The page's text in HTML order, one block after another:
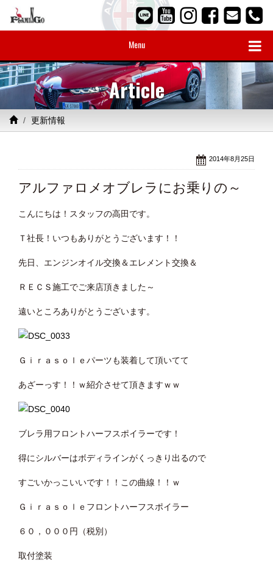
Menu
Article
更新情報
2014年8月25日
アルファロメオブレラにお乗りの～
こんにちは！スタッフの高田です。
Ｔ社長！いつもありがとうございます！！
先日、エンジンオイル交換＆エレメント交換＆
ＲＥＣＳ施工でご来店頂きました～
遠いところありがとうございます。
Ｇｉｒａｓｏｌｅパーツも装着して頂いてて
あざーっす！！ｗ紹介させて頂きますｗｗ
ブレラ用フロントハーフスポイラーです！
得にシルバーはボディラインがくっきり出るので
すごいかっこいいです！！この曲線！！ｗ
Ｇｉｒａｓｏｌｅフロントハーフスポイラー
６０，０００円（税別）
取付塗装